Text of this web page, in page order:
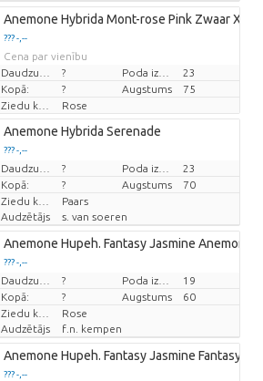
Anemone Hybrida Mont-rose Pink Zwaar Xxl
??? -,--
Cena par vienību
?
23
Kopā:
? Augstums
75
Ziedu krāsas
Rose
Anemone Hybrida Serenade
??? -,--
Cena par vienību
?
23
Kopā:
? Augstums
70
Ziedu krāsas
Paars
Audzētājs
s. van soeren
Anemone Hupeh. Fantasy Jasmine Anemone
??? -,--
Cena par vienību
?
19
Kopā:
? Augstums
60
Ziedu krāsas
Rose
Audzētājs
f.n. kempen
Anemone Hupeh. Fantasy Jasmine Fantasy
??? -,--